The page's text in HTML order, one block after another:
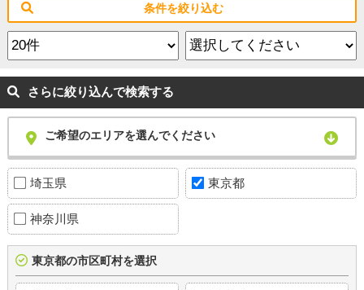
条件を絞り込む
さらに絞り込んで検索する
ご希望のエリアを選んでください
埼玉県 東京都
神奈川県
東京都の市区町村を選択